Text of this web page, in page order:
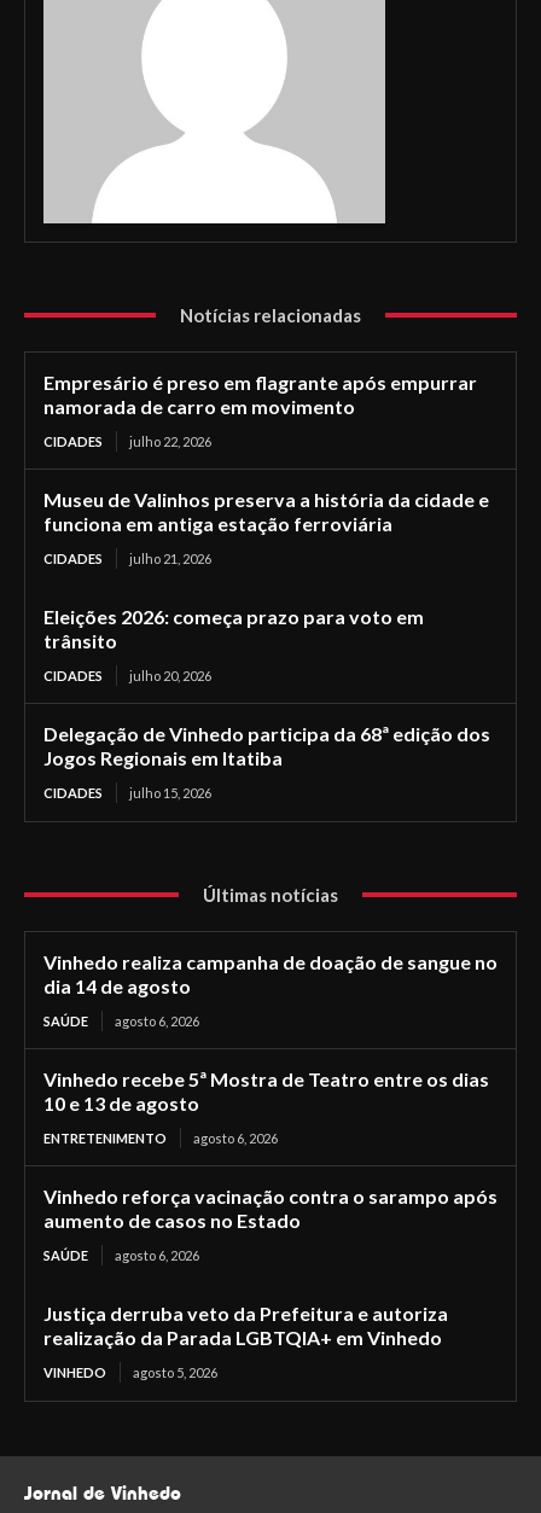
Notícias relacionadas
Empresário é preso em flagrante após empurrar
namorada de carro em movimento
CIDADES julho 22, 2026
Museu de Valinhos preserva a história da cidade e
funciona em antiga estação ferroviária
CIDADES julho 21, 2026
Eleições 2026: começa prazo para voto em
trânsito
CIDADES julho 20, 2026
Delegação de Vinhedo participa da 68ª edição dos
Jogos Regionais em Itatiba
CIDADES julho 15, 2026
Últimas notícias
Vinhedo realiza campanha de doação de sangue no
dia 14 de agosto
SAÚDE agosto 6, 2026
Vinhedo recebe 5ª Mostra de Teatro entre os dias
10 e 13 de agosto
ENTRETENIMENTO agosto 6, 2026
Vinhedo reforça vacinação contra o sarampo após
aumento de casos no Estado
SAÚDE agosto 6, 2026
Justiça derruba veto da Prefeitura e autoriza
realização da Parada LGBTQIA+ em Vinhedo
VINHEDO agosto 5, 2026
Jornal de Vinhedo